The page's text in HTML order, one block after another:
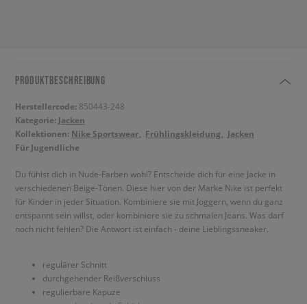
PRODUKTBESCHREIBUNG
Herstellercode: 850443-248
Kategorie: Jacken
Kollektionen: Nike Sportswear Frühlingskleidung
Jacken
Für Jugendliche
Du fühlst dich in Nude-Farben wohl? Entscheide dich für eine Jacke in
verschiedenen Beige-Tönen. Diese hier von der Marke Nike ist perfekt
für Kinder in jeder Situation. Kombiniere sie mit Joggern, wenn du ganz
entspannt sein willst, oder kombiniere sie zu schmalen Jeans. Was darf
noch nicht fehlen? Die Antwort ist einfach - deine Lieblingssneaker.
regulärer Schnitt
durchgehender Reißverschluss
regulierbare Kapuze